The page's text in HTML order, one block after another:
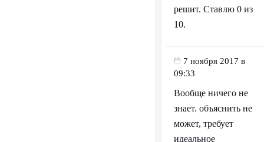
решит. Ставлю 0 из
10.
7 ноября 2017 в
09:33
Вообще ничего не
знает. объяснить не
может, требует
идеальное